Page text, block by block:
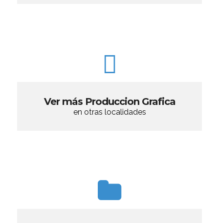
Ver más Produccion Grafica
en otras localidades